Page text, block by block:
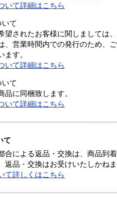
いて詳細はこちら
て
望されたお客様に関しましては
、営業時間内での発行のため、
ます。
いて詳細はこちら
て
品に同梱致します。
いて詳細はこちら
て
合による返品・交換は、商品到
返品・交換はお受けいたしかねま
て詳しくはこちら